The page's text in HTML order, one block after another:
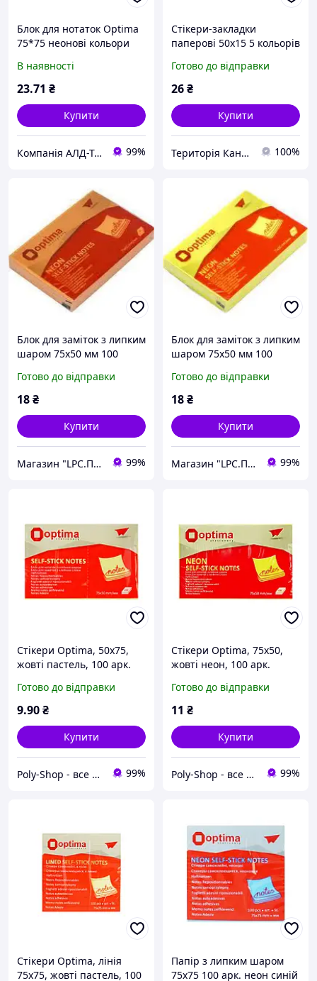
Блок для нотаток Optima
75*75 неонові кольори
В наявності
23.71 ₴
Купити
Компанія АЛД-Трейд 99%
Стікери-закладки
паперові 50x15 5 кольорів
Готово до відправки
26₴
Купити
Територія Канцтоварів 100%
Блок для заміток з липким
шаром 75х50 мм 100
помаранчевий Optima
(12) O25512-06
Готово до відправки
18₴
Купити
Магазин "LPC.Поліграфія" 99%
Блок для заміток з липким
шаром 75х50 мм 100
жовтий Optima (12)
O25512-05
Готово до відправки
18₴
Купити
Магазин "LPC.Поліграфія" 99%
Стікери Optima, 50x75,
жовті пастель, 100 арк.
Готово до відправки
9.90₴
Купити
Poly-Shop - все для вас та вашого офісу 99%
Стікери Optima, 75х50,
жовті неон, 100 арк.
Готово до відправки
11 ₴
Купити
Poly-Shop - все для вас та вашого офісу 99%
Стікери Optima, лінія
75x75, жовті пастель, 100
Папір з липким шаром
75х75 100 арк. неон синій